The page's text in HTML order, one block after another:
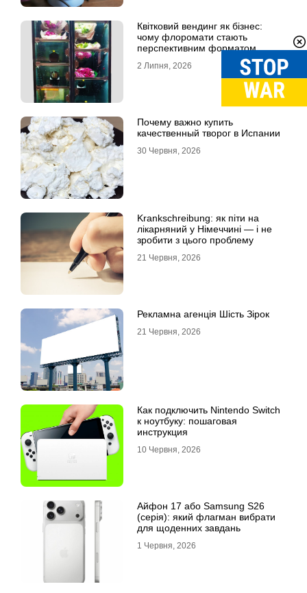
Квітковий вендинг як бізнес:
чому флоромати стають
перспективним форматом
2 Липня, 2026
Почему важно купить
качественный творог в Испании
30 Червня, 2026
Krankschreibung: як піти на
лікарняний у Німеччині — і не
зробити з цього проблему
21 Червня, 2026
Рекламна агенція Шість Зірок
21 Червня, 2026
Как подключить Nintendo Switch
к ноутбуку: пошаговая
инструкция
10 Червня, 2026
Айфон 17 або Samsung S26
(серія): який флагман вибрати
для щоденних завдань
1 Червня, 2026